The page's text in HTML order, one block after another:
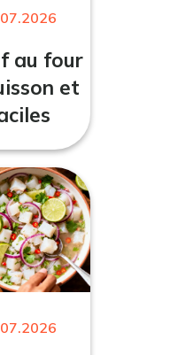
au four
et